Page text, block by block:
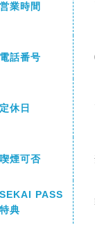
営業時間
電話番号
定休日
喫煙可否
SEKAI PASS
特典